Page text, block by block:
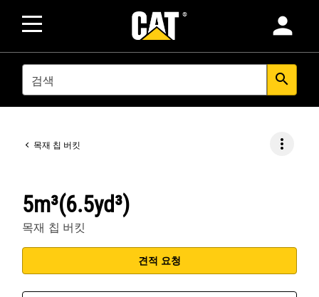
person
SEARCH search
목재 칩 버킷 more_vert
5m³(6.5yd³)
목재 칩 버킷
견적 요청